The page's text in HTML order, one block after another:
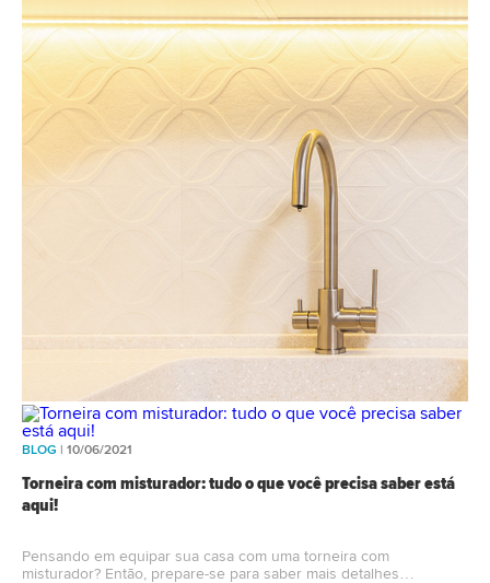
BLOG | 10/06/2021
Torneira com misturador: tudo o que você precisa saber está
aqui!
Pensando em equipar sua casa com uma torneira com
misturador? Então, prepare-se para saber mais detalhes…